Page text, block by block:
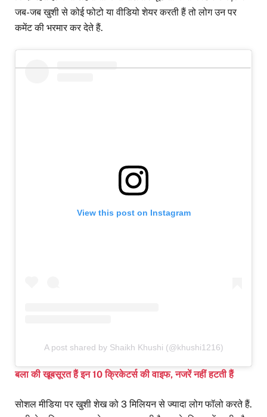
जब-जब खुशी से कोई फोटो या वीडियो शेयर करती हैं तो लोग उन पर
कमेंट की भरमार कर देते हैं.
View this post on Instagram
A post shared by Shaikh Khushi (@khushi1216)
बला की खूबसूरत हैं इन 10 क्रिकेटर्स की वाइफ, नजरें नहीं हटती हैं
सोशल मीडिया पर खुशी शेख को 3 मिलियन से ज्यादा लोग फॉलो करते हैं.